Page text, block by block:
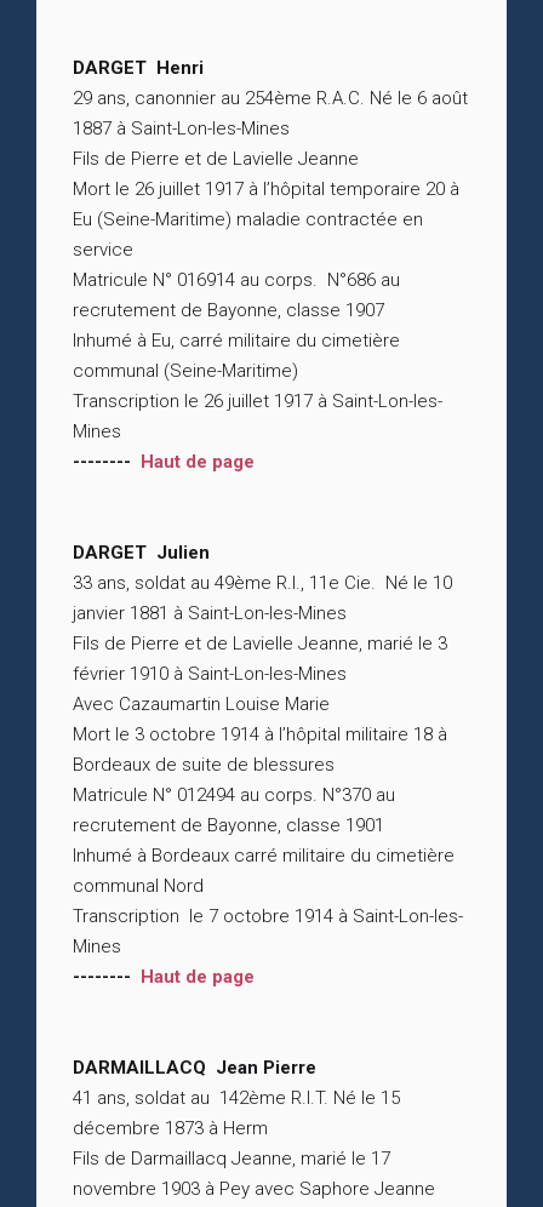
DARGET Henri
29 ans, canonnier au 254ème R.A.C. Né le 6 août
1887 à Saint-Lon-les-Mines
Fils de Pierre et de Lavielle Jeanne
Mort le 26 juillet 1917 à l’hôpital temporaire 20 à
Eu (Seine-Maritime) maladie contractée en
service
Matricule N° 016914 au corps. N°686 au
recrutement de Bayonne, classe 1907
Inhumé à Eu, carré militaire du cimetière
communal (Seine-Maritime)
Transcription le 26 juillet 1917 à Saint-Lon-les-
Mines
-------- Haut de page
DARGET Julien
33 ans, soldat au 49ème R.I., 11e Cie. Né le 10
janvier 1881 à Saint-Lon-les-Mines
Fils de Pierre et de Lavielle Jeanne, marié le 3
février 1910 à Saint-Lon-les-Mines
Avec Cazaumartin Louise Marie
Mort le 3 octobre 1914 à l’hôpital militaire 18 à
Bordeaux de suite de blessures
Matricule N° 012494 au corps. N°370 au
recrutement de Bayonne, classe 1901
Inhumé à Bordeaux carré militaire du cimetière
communal Nord
Transcription le 7 octobre 1914 à Saint-Lon-les-
Mines
-------- Haut de page
DARMAILLACQ Jean Pierre
41 ans, soldat au 142ème R.I.T. Né le 15
décembre 1873 à Herm
Fils de Darmaillacq Jeanne, marié le 17
novembre 1903 à Pey avec Saphore Jeanne